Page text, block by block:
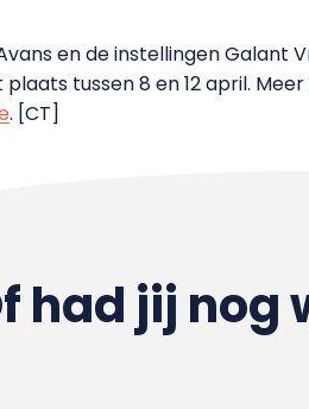
en de instellingen Galant
plaats tussen 8 en 12 april.
. [CT]
had jij nog